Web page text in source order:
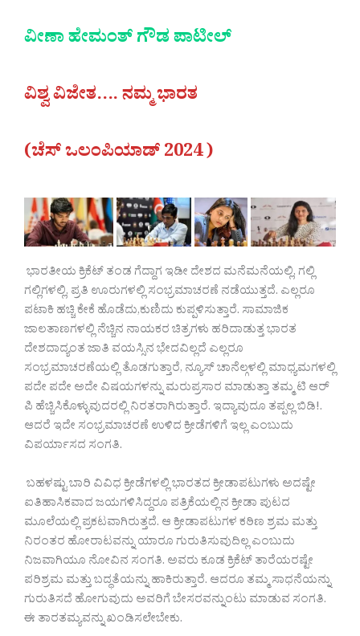
ವೀಣಾ ಹೇಮಂತ್ ಗೌಡ ಪಾಟೀಲ್
ವಿಶ್ವ ವಿಜೇತ…. ನಮ್ಮ ಭಾರತ
(ಚೆಸ್ ಒಲಂಪಿಯಾಡ್ 2024 )
ಭಾರತೀಯ ಕ್ರಿಕೆಟ್ ತಂಡ ಗೆದ್ದಾಗ ಇಡೀ ದೇಶದ ಮನೆಮನೆಯಲ್ಲಿ, ಗಲ್ಲಿ
ಗಲ್ಲಿಗಳಲ್ಲಿ, ಪ್ರತಿ ಊರುಗಳಲ್ಲಿ ಸಂಭ್ರಮಾಚರಣೆ ನಡೆಯುತ್ತದೆ. ಎಲ್ಲರೂ
ಪಟಾಕಿ ಹಚ್ಚಿ ಕೇಕೆ ಹೊಡೆದು,ಕುಣಿದು ಕುಪ್ಪಳಿಸುತ್ತಾರೆ. ಸಾಮಾಜಿಕ
ಜಾಲತಾಣಗಳಲ್ಲಿ ನೆಚ್ಚಿನ ನಾಯಕರ ಚಿತ್ರಗಳು ಹರಿದಾಡುತ್ತ ಭಾರತ
ದೇಶದಾದ್ಯಂತ ಜಾತಿ ವಯಸ್ಸಿನ ಭೇದವಿಲ್ಲದೆ ಎಲ್ಲರೂ
ಸಂಭ್ರಮಾಚರಣೆಯಲ್ಲಿ ತೊಡಗುತ್ತಾರೆ, ನ್ಯೂಸ್ ಚಾನೆಲ್ಗಳಲ್ಲಿ ಮಾಧ್ಯಮಗಳಲ್ಲಿ
ಪದೇ ಪದೇ ಅದೇ ವಿಷಯಗಳನ್ನು ಮರುಪ್ರಸಾರ ಮಾಡುತ್ತಾ ತಮ್ಮ ಟಿ ಆರ್
ಪಿ ಹೆಚ್ಚಿಸಿಕೊಳ್ಳುವುದರಲ್ಲಿ ನಿರತರಾಗಿರುತ್ತಾರೆ. ಇದ್ಯಾವುದೂ ತಪ್ಪಲ್ಲ ಬಿಡಿ!.
ಆದರೆ ಇದೇ ಸಂಭ್ರಮಾಚರಣೆ ಉಳಿದ ಕ್ರೀಡೆಗಳಿಗೆ ಇಲ್ಲ ಎಂಬುದು
ವಿಪರ್ಯಾಸದ ಸಂಗತಿ.
ಬಹಳಷ್ಟು ಬಾರಿ ವಿವಿಧ ಕ್ರೀಡೆಗಳಲ್ಲಿ ಭಾರತದ ಕ್ರೀಡಾಪಟುಗಳು ಅದಷ್ಟೇ
ಐತಿಹಾಸಿಕವಾದ ಜಯಗಳಿಸಿದ್ದರೂ ಪತ್ರಿಕೆಯಲ್ಲಿನ ಕ್ರೀಡಾ ಪುಟದ
ಮೂಲೆಯಲ್ಲಿ ಪ್ರಕಟವಾಗಿರುತ್ತದೆ. ಆ ಕ್ರೀಡಾಪಟುಗಳ ಕಠಿಣ ಶ್ರಮ ಮತ್ತು
ನಿರಂತರ ಹೋರಾಟವನ್ನು ಯಾರೂ ಗುರುತಿಸುವುದಿಲ್ಲ ಎಂಬುದು
ನಿಜವಾಗಿಯೂ ನೋವಿನ ಸಂಗತಿ. ಅವರು ಕೂಡ ಕ್ರಿಕೆಟ್ ತಾರೆಯರಷ್ಟೇ
ಪರಿಶ್ರಮ ಮತ್ತು ಬದ್ಧತೆಯನ್ನು ಹಾಕಿರುತ್ತಾರೆ. ಆದರೂ ತಮ್ಮ ಸಾಧನೆಯನ್ನು
ಗುರುತಿಸದೆ ಹೋಗುವುದು ಅವರಿಗೆ ಬೇಸರವನ್ನುಂಟು ಮಾಡುವ ಸಂಗತಿ.
ಈ ತಾರತಮ್ಯವನ್ನು ಖಂಡಿಸಲೇಬೇಕು.